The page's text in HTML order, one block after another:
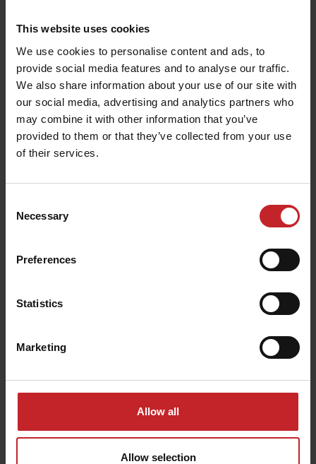
This website uses cookies
We use cookies to personalise content and ads, to
provide social media features and to analyse our traffic.
We also share information about your use of our site with
our social media, advertising and analytics partners who
may combine it with other information that you’ve
provided to them or that they’ve collected from your use
of their services.
Selection
Necessary
Preferences
Statistics
Marketing
Allow all
Allow selection
Aprenda a realizar correctamente el
mantenimiento de su Rapid antes de que comience
la temporada.
Buscar documentos de productos
manuales, libros de repuestos o inicios rápidos
para su producto Väderstad? Los manuales y los
libros de piezas de repuesto están disponibles